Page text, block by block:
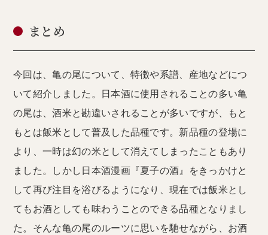
まとめ
今回は、亀の尾について、特徴や系譜、産地などにつ
いて紹介しました。日本酒に使用されることの多い亀
の尾は、酒米と勘違いされることが多いですが、もと
もとは飯米として普及した品種です。新品種の登場に
より、一時は幻の米として消えてしまったこともあり
ました。しかし日本酒漫画『夏子の酒』をきっかけと
して再び注目を浴びるようになり、現在では飯米とし
てもお酒としても味わうことのできる品種となりまし
た。そんな亀の尾のルーツに思いを馳せながら、お酒